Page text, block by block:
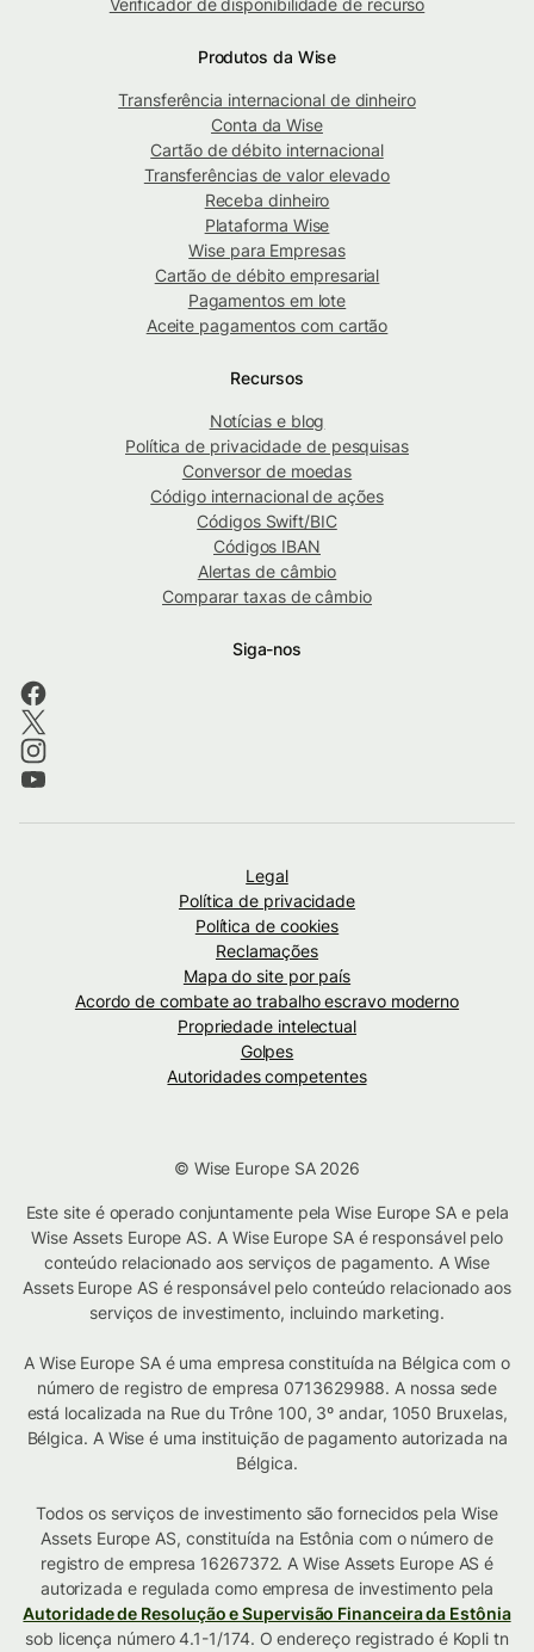
Verificador de disponibilidade de recurso
Produtos da Wise
Transferência internacional de dinheiro
Conta da Wise
Cartão de débito internacional
Transferências de valor elevado
Receba dinheiro
Plataforma Wise
Wise para Empresas
Cartão de débito empresarial
Pagamentos em lote
Aceite pagamentos com cartão
Recursos
Notícias e blog
Política de privacidade de pesquisas
Conversor de moedas
Código internacional de ações
Códigos Swift/BIC
Códigos IBAN
Alertas de câmbio
Comparar taxas de câmbio
Siga-nos
Legal
Política de privacidade
Política de cookies
Reclamações
Mapa do site por país
Acordo de combate ao trabalho escravo moderno
Propriedade intelectual
Golpes
Autoridades competentes
© Wise Europe SA 2026
Este site é operado conjuntamente pela Wise Europe SA e pela
Wise Assets Europe AS. A Wise Europe SA é responsável pelo
conteúdo relacionado aos serviços de pagamento. A Wise
Assets Europe AS é responsável pelo conteúdo relacionado aos
serviços de investimento, incluindo marketing.
A Wise Europe SA é uma empresa constituída na Bélgica com o
número de registro de empresa 0713629988. A nossa sede
está localizada na Rue du Trône 100, 3º andar, 1050 Bruxelas,
Bélgica. A Wise é uma instituição de pagamento autorizada na
Bélgica.
Todos os serviços de investimento são fornecidos pela Wise
Assets Europe AS, constituída na Estônia com o número de
registro de empresa 16267372. A Wise Assets Europe AS é
autorizada e regulada como empresa de investimento pela
Autoridade de Resolução e Supervisão Financeira da Estônia
sob licença número 4.1-1/174. O endereço registrado é Kopli tn